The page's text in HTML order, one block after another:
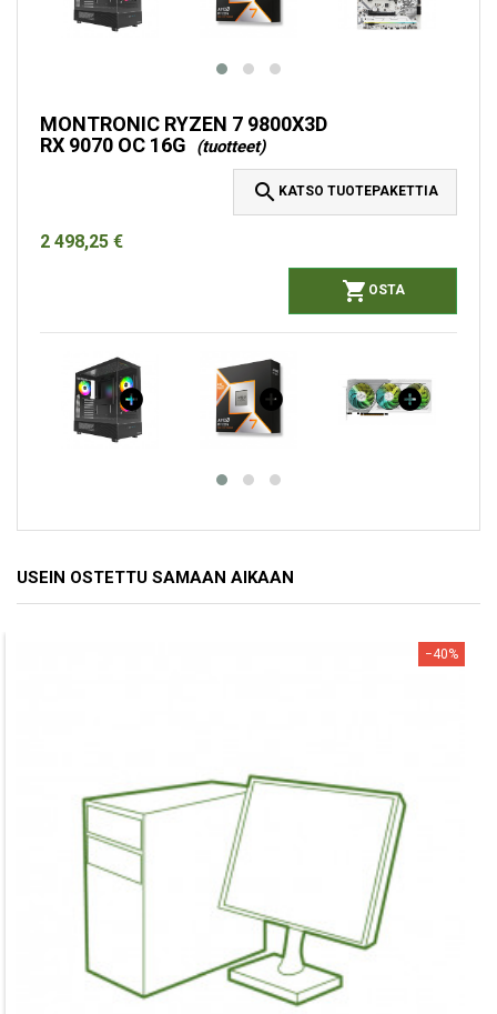
MONTRONIC RYZEN 7 9800X3D
RX 9070 OC 16G
(tuotteet)
 KATSO TUOTEPAKETTIA
2 498,25 €
 OSTA
USEIN OSTETTU SAMAAN AIKAAN
−40%